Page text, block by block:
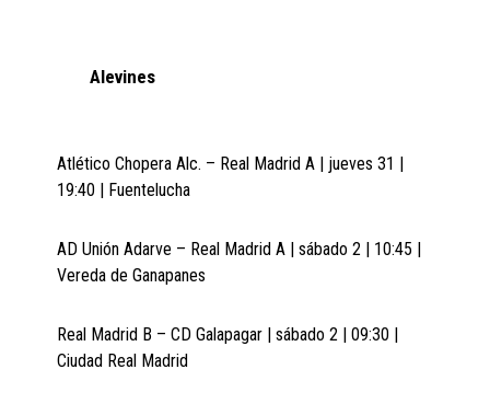
Alevines
Atlético Chopera Alc. – Real Madrid A | jueves 31 |
19:40 | Fuentelucha
AD Unión Adarve – Real Madrid A | sábado 2 | 10:45 |
Vereda de Ganapanes
Real Madrid B – CD Galapagar | sábado 2 | 09:30 |
Ciudad Real Madrid